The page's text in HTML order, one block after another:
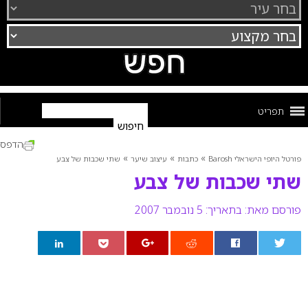
תפריט
פורטל היופי הישראלי Barosh » כתבות » עיצוב שיער » שתי שכבות של צבע
שתי שכבות של צבע
פורסם מאת: בתאריך: 5 נובמבר 2007
הדפס